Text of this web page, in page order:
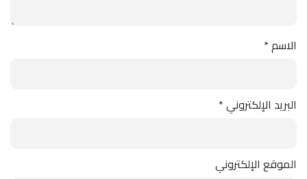
الاسم*
البريد الإلكتروني*
الموقع الإلكتروني